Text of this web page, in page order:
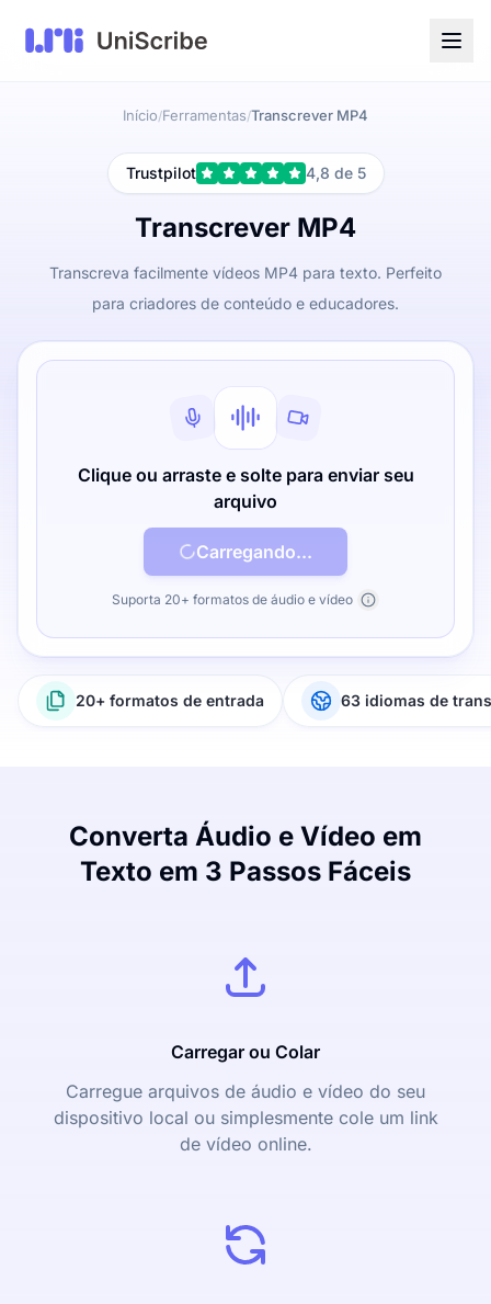
Início/Ferramentas/Transcrever MP4
Trustpilot 4,8 de 5
Transcrever MP4
Transcreva facilmente vídeos MP4 para texto. Perfeito
para criadores de conteúdo e educadores.
Clique ou arraste e solte para enviar seu
arquivo
Carregando...
Suporta 20+ formatos de áudio e vídeo
20+ formatos de entrada 63 idiomas de
Converta Áudio e Vídeo em
Texto em 3 Passos Fáceis
Carregar ou Colar
Carregue arquivos de áudio e vídeo do seu
dispositivo local ou simplesmente cole um link
de vídeo online.